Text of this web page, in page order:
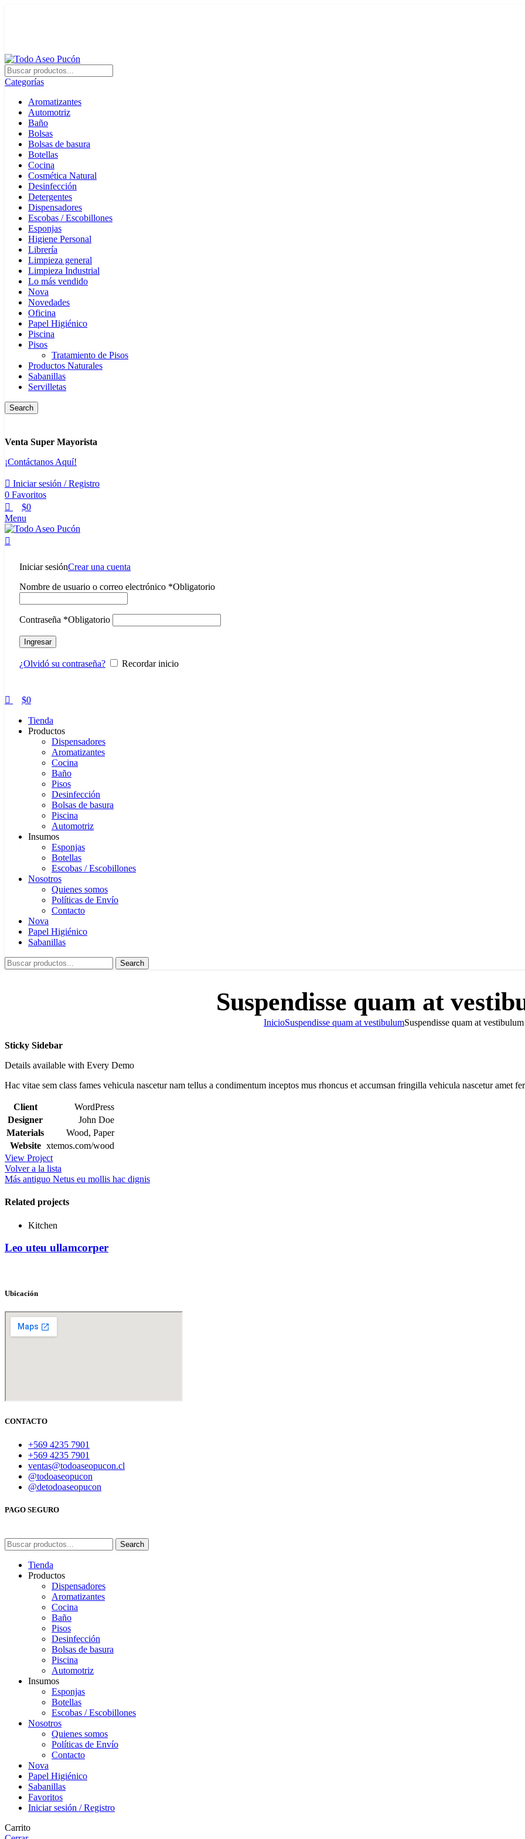
Categorías
Aromatizantes
Automotriz
Baño
Bolsas
Bolsas de basura
Botellas
Cocina
Cosmética Natural
Desinfección
Detergentes
Dispensadores
Escobas / Escobillones
Esponjas
Higiene Personal
Librería
Limpieza general
Limpieza Industrial
Lo más vendido
Nova
Novedades
Oficina
Papel Higiénico
Piscina
Pisos
Tratamiento de Pisos
Productos Naturales
Sabanillas
Servilletas
Search
Venta Super Mayorista
¡Contáctanos Aquí!
Iniciar sesión / Registro
0 Favoritos
$0
Menu
Iniciar sesiónCrear una cuenta
Nombre de usuario o correo electrónico *Obligatorio
Contraseña *Obligatorio
Ingresar
¿Olvidó su contraseña? Recordar inicio
$0
Tienda
Productos
Dispensadores
Aromatizantes
Cocina
Baño
Pisos
Desinfección
Bolsas de basura
Piscina
Automotriz
Insumos
Esponjas
Botellas
Escobas / Escobillones
Nosotros
Quienes somos
Políticas de Envío
Contacto
Nova
Papel Higiénico
Sabanillas
Search
Suspendisse quam at
InicioSuspendisse quam at vestibulumSuspendisse quam at vestibulum
Sticky Sidebar
Details available with Every Demo
Hac vitae sem class fames vehicula nascetur nam tellus a condimentum inceptos mus rhoncus et accumsan fringilla vehicula nascetur amet
Client
WordPress
Designer
John Doe
Materials
Wood, Paper
Website xtemos.com/wood
View Project
Volver a la lista
Más antiguo Netus eu mollis hac dignis
Related projects
Kitchen
Leo uteu ullamcorper
Ubicación
CONTACTO
+569 4235 7901
+569 4235 7901
ventas@todoaseopucon.cl
@todoaseopucon
@detodoaseopucon
PAGO SEGURO
Search
Tienda
Productos
Dispensadores
Aromatizantes
Cocina
Baño
Pisos
Desinfección
Bolsas de basura
Piscina
Automotriz
Insumos
Esponjas
Botellas
Escobas / Escobillones
Nosotros
Quienes somos
Políticas de Envío
Contacto
Nova
Papel Higiénico
Sabanillas
Favoritos
Iniciar sesión / Registro
Carrito